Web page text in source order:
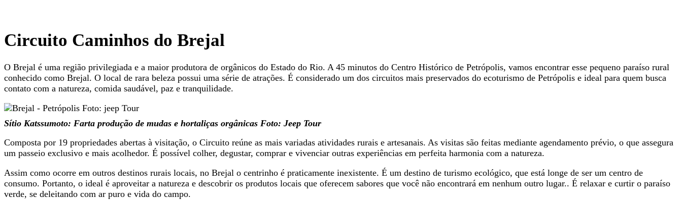
Circuito Caminhos do Brejal
O Brejal é uma região privilegiada e a maior produtora de orgânicos do Estado do Rio. A 45 minutos do Centro Histórico de Petrópolis, vamos encontrar esse pequeno paraíso rural
conhecido como Brejal. O local de rara beleza possui uma série de atrações. É considerado um dos circuitos mais preservados do ecoturismo de Petrópolis e ideal para quem busca
contato com a natureza, comida saudável, paz e tranquilidade.
Sítio Katssumoto: Farta produção de mudas e hortaliças orgânicas Foto: Jeep Tour
Composta por 19 propriedades abertas à visitação, o Circuito reúne as mais variadas atividades rurais e artesanais. As visitas são feitas mediante agendamento prévio, o que assegura
um passeio exclusivo e mais acolhedor. É possível colher, degustar, comprar e vivenciar outras experiências em perfeita harmonia com a natureza.
Assim como ocorre em outros destinos rurais locais, no Brejal o centrinho é praticamente inexistente. É um destino de turismo ecológico, que está longe de ser um centro de
consumo. Portanto, o ideal é aproveitar a natureza e descobrir os produtos locais que oferecem sabores que você não encontrará em nenhum outro lugar.. É relaxar e curtir o paraíso
verde, se deleitando com ar puro e vida do campo.